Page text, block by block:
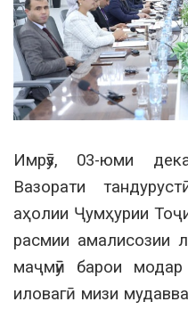
Имрӯз, 03-юми
Вазорати
аҳолии Ҷумҳурии
расмии амалисозии
маҷмӯӣ барои модар
иловагӣ мизи